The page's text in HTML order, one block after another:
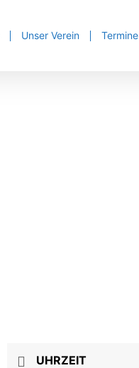
Unser Verein Termine
UHRZEIT